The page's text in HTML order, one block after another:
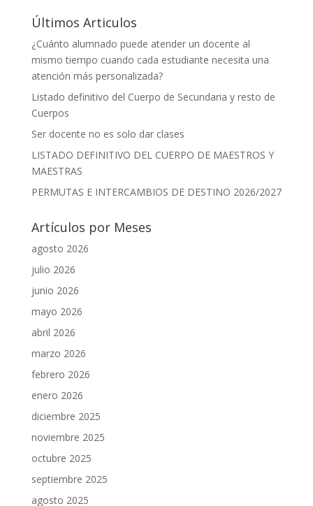
k k p
Últimos Articulos
¿Cuánto alumnado puede atender un docente al
mismo tiempo cuando cada estudiante necesita una
atención más personalizada?
Listado definitivo del Cuerpo de Secundaria y resto de
Cuerpos
Ser docente no es solo dar clases
LISTADO DEFINITIVO DEL CUERPO DE MAESTROS Y
MAESTRAS
PERMUTAS E INTERCAMBIOS DE DESTINO 2026/2027
Artículos por Meses
agosto 2026
julio 2026
junio 2026
mayo 2026
abril 2026
marzo 2026
febrero 2026
enero 2026
diciembre 2025
noviembre 2025
octubre 2025
septiembre 2025
agosto 2025